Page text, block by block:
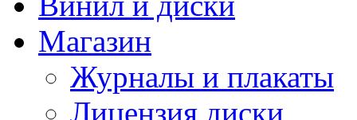
Магазин
Журналы и плакаты
Лицензия диски